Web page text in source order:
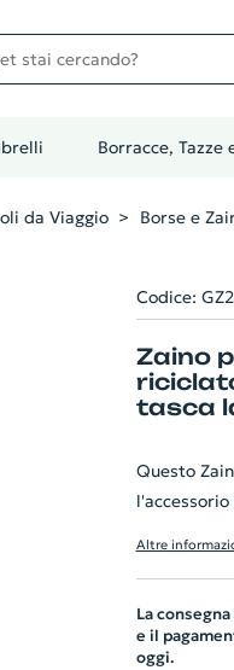
cercando?
Borracce, Tazze
da Viaggio Borse e
Codice:
Zaino
tasca
Questo
una con
Altre
La
e il
oggi.